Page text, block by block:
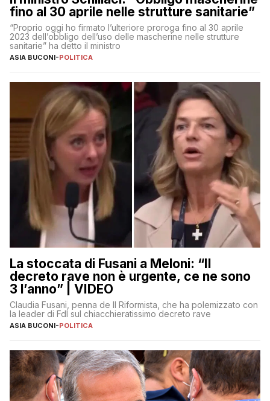
fino al 30 aprile nelle strutture sanitarie”
“Proprio oggi ho firmato l’ulteriore proroga fino al 30 aprile
2023 dell’obbligo dell’uso delle mascherine nelle strutture
sanitarie” ha detto il ministro
ASIA BUCONI-POLITICA
La stoccata di Fusani a Meloni: “Il
decreto rave non è urgente, ce ne sono
3 l’anno” | VIDEO
Claudia Fusani, penna de Il Riformista, che ha polemizzato con
la leader di FdI sul chiacchieratissimo decreto rave
ASIA BUCONI-POLITICA